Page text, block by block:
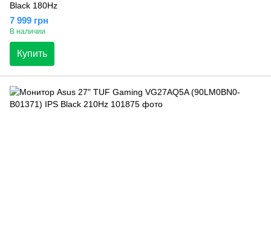
Black 180Hz
7 999 грн
В наличии
Купить